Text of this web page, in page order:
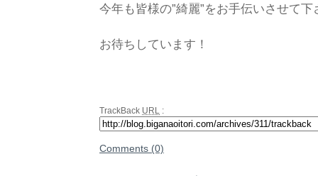
今年も皆様の”綺麗”をお手伝いさせて下
お待ちしています！
TrackBack URL :
Comments (0)